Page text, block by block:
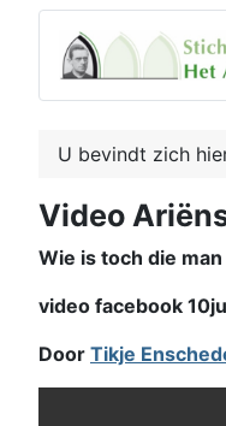
U bevindt zich
Video
Wie is toch die
video facebook
Door Tikje